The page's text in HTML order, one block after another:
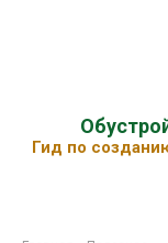
Гид по